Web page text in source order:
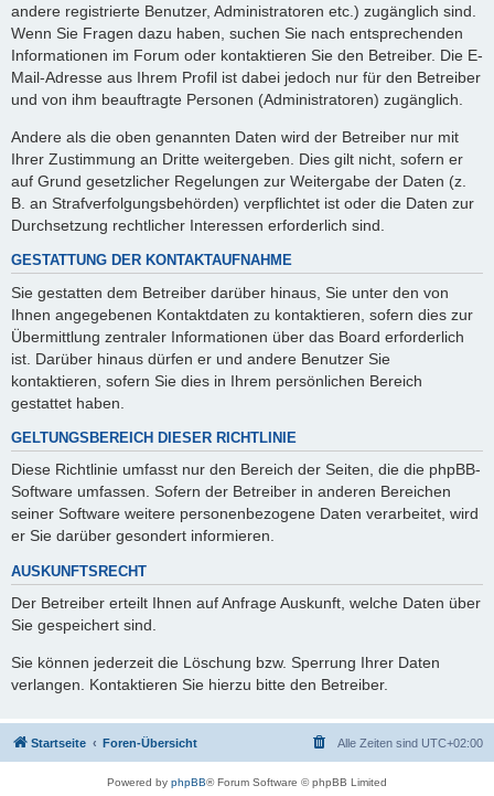
andere registrierte Benutzer, Administratoren etc.) zugänglich sind.
Wenn Sie Fragen dazu haben, suchen Sie nach entsprechenden
Informationen im Forum oder kontaktieren Sie den Betreiber. Die E-
Mail-Adresse aus Ihrem Profil ist dabei jedoch nur für den Betreiber
und von ihm beauftragte Personen (Administratoren) zugänglich.
Andere als die oben genannten Daten wird der Betreiber nur mit
Ihrer Zustimmung an Dritte weitergeben. Dies gilt nicht, sofern er
auf Grund gesetzlicher Regelungen zur Weitergabe der Daten (z.
B. an Strafverfolgungsbehörden) verpflichtet ist oder die Daten zur
Durchsetzung rechtlicher Interessen erforderlich sind.
GESTATTUNG DER KONTAKTAUFNAHME
Sie gestatten dem Betreiber darüber hinaus, Sie unter den von
Ihnen angegebenen Kontaktdaten zu kontaktieren, sofern dies zur
Übermittlung zentraler Informationen über das Board erforderlich
ist. Darüber hinaus dürfen er und andere Benutzer Sie
kontaktieren, sofern Sie dies in Ihrem persönlichen Bereich
gestattet haben.
GELTUNGSBEREICH DIESER RICHTLINIE
Diese Richtlinie umfasst nur den Bereich der Seiten, die die phpBB-
Software umfassen. Sofern der Betreiber in anderen Bereichen
seiner Software weitere personenbezogene Daten verarbeitet, wird
er Sie darüber gesondert informieren.
AUSKUNFTSRECHT
Der Betreiber erteilt Ihnen auf Anfrage Auskunft, welche Daten über
Sie gespeichert sind.
Sie können jederzeit die Löschung bzw. Sperrung Ihrer Daten
verlangen. Kontaktieren Sie hierzu bitte den Betreiber.
Startseite Foren-Übersicht Alle Zeiten sind UTC+02:00
Powered by phpBB® Forum Software © phpBB Limited